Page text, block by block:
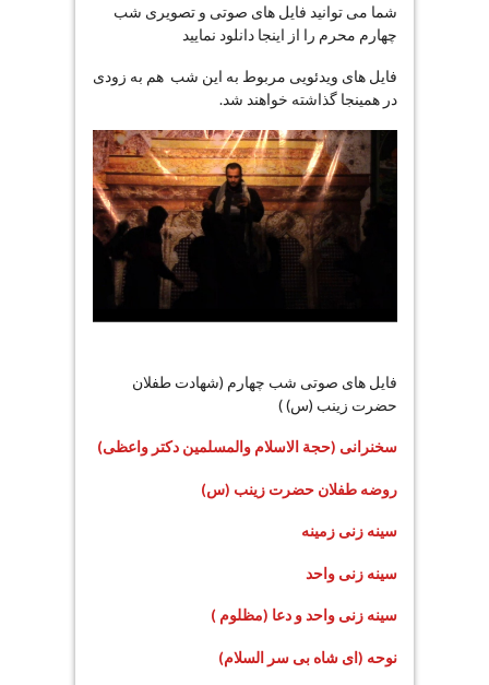
شما می توانید فایل های صوتی و تصویری شب
چهارم محرم را از اینجا دانلود نمایید
فایل های ویدئویی مربوط به این شب هم به زودی
در همینجا گذاشته خواهند شد.
فایل های صوتی شب چهارم (شهادت طفلان
حضرت زینب (س) )
سخنرانی (حجة الاسلام والمسلمین دکتر واعظی)
روضه طفلان حضرت زینب (س)
سینه زنی زمینه
سینه زنی واحد
سینه زنی واحد و دعا (مظلوم )
نوحه (ای شاه بی سر السلام)